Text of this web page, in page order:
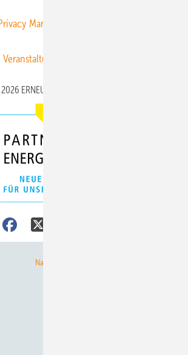
Manager
Veranstaltungen / Webinare
ERNEUERBARE ENERGIEN
Nach oben